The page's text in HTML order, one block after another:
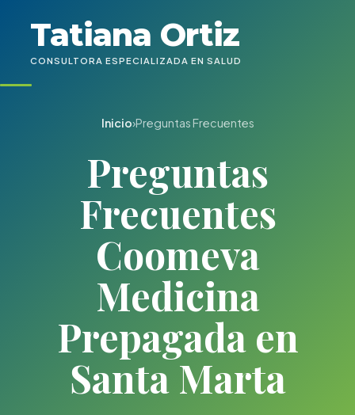
Tatiana Ortiz
CONSULTORA ESPECIALIZADA EN SALUD
Inicio›Preguntas Frecuentes
Preguntas
Frecuentes
Coomeva
Medicina
Prepagada en
Santa Marta